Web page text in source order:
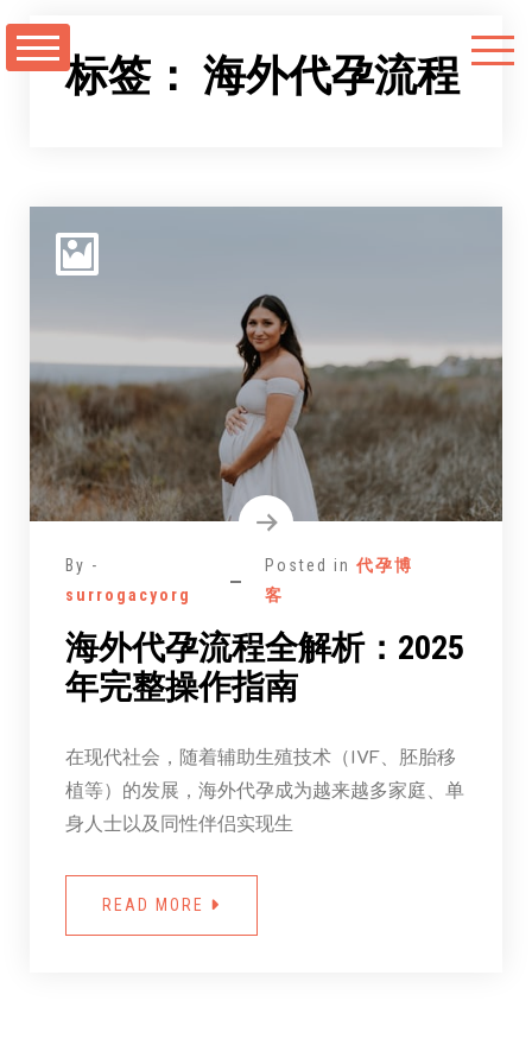
至
标签： 海外代孕流程
By -
surrogacyorg
Posted in代孕博
客
海外代孕流程全解析：2025
年完整操作指南
在现代社会，随着辅助生殖技术（IVF、胚胎移
植等）的发展，海外代孕成为越来越多家庭、单
身人士以及同性伴侣实现生
READ MORE